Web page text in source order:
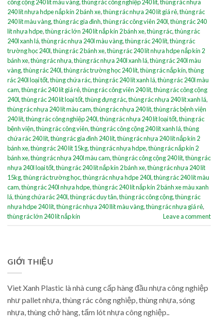
công cộng 240 lít màu vàng,thùng rác công nghiệp 240 lít,thùng rác nhựa
240 lít nhựa hdpe nắp kín 2 bánh xe,thùng rác nhựa 240 lít giá rẻ,thùng rác
240 lít màu vàng,thùng rác gia đình,thùng rác công viên 240l,thùng rác 240
lít nhựa hdpe,thùng rác lớn 240 lít nắp kín 2 bánh xe,thùng rác,thùng rác
240l xanh lá,thùng rác nhựa 240l màu vàng,thùng rác 240 lít,thùng rác
trường học 240l,thùng rác 2 bánh xe,thùng rác 240 lít nhựa hdpe nắp kín 2
bánh xe,thùng rác nhựa,thùng rác nhựa 240l xanh lá,thùng rác 240l màu
vàng,thùng rác 240l,thùng rác trường học 240 lít,thùng rác nắp kín,thùng
rác 240l loại tốt,thùng chứa rác,thùng rác 240 lít xanh lá,thùng rác 240l màu
cam,thùng rác 240 lít giá rẻ,thùng rác công viên 240 lít,thùng rác công cộng
240l,thùng rác 240 lít loại tốt,thùng đựng rác,thùng rác nhựa 240 lít xanh lá,
thùng rác nhựa 240 lít màu cam,thùng rác nhựa 240 lít,thùng rác bệnh viện
240 lít,thùng rác công nghiệp 240l,thùng rác nhựa 240 lít loại tốt,thùng rác
bệnh viện,thùng rác công viên,thùng rác công cộng 240 lít xanh lá,thùng
chứa rác 240 lít,thùng rác gia đình 240 lít,thùng rác nhựa 240 lít nắp kín 2
bánh xe,thùng rác 240 lít 15kg,thùng rác nhựa hdpe,thùng rác nắp kín 2
bánh xe,thùng rác nhựa 240l màu cam,thùng rác công cộng 240 lít,thùng rác
nhựa 240l loại tốt,thùng rác 240 lít nắp kín 2 bánh xe,thùng rác nhựa 240 lít
15kg,thùng rác trường học,thùng rác nhựa hdpe 240l,thùng rác 240 lít màu
cam,thùng rác 240l nhựa hdpe,thùng rác 240 lít nắp kín 2 bánh xe màu xanh
lá,thùng chứa rác 240l,thùng rác duy tân,thùng rác công cộng,thùng rác
nhựa hdpe 240 lít,thùng rác nhựa 240 llít màu vàng,thùng rác nhựa giá rẻ,
thùng rác lớn 240 lít nắp kín
Leave a comment
GIỚI THIỆU
Viet Xanh Plastic là nhà cung cấp hàng đầu nhựa công nghiệp
như pallet nhựa, thùng rác công nghiệp, thùng nhựa, sóng
nhựa, thùng chở hàng, tấm lót nhựa công nghiệp..